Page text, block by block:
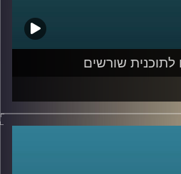
באוניברסיטת רייכמן פועלת מאז 2016 במטרה
בעולם האקדמיה כחלק מתהליך